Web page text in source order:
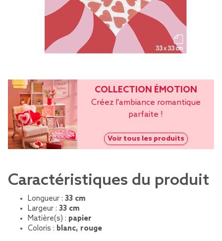
COLLECTION ÉMOTION
Créez l'ambiance romantique
parfaite !
Voir tous les produits
Caractéristiques du produit
Longueur : 33 cm
Largeur : 33 cm
Matière(s) : papier
Coloris : blanc, rouge